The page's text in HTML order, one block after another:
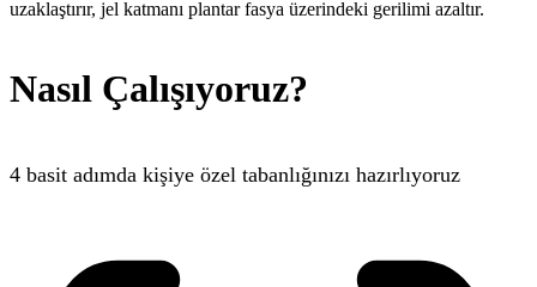
uzaklaştırır, jel katmanı plantar fasya üzerindeki gerilimi azaltır.
Nasıl Çalışıyoruz?
4 basit adımda kişiye özel tabanlığınızı hazırlıyoruz